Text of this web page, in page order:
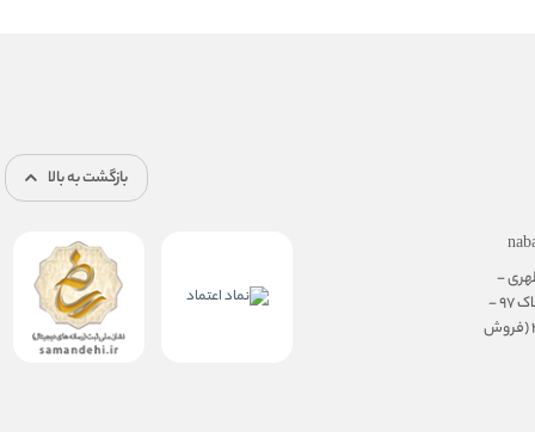
-
نرسیده به سهروردی - پلاک 97 -
طبقه ی همکف، واحد 3 (فروش
بازگشت به بالا